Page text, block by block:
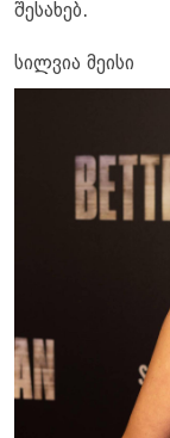
შესახებ.
სილვია მეისი